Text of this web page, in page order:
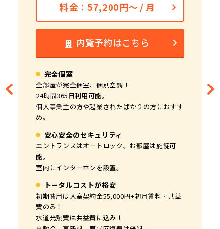
料金：57,200円～ / 月
内覧予約はこちら
完全個室
全部屋が完全個室、個別空調！
24時間365日利用可能。
個人事業主の方や起業されたばかりの方におすす
め。
安心安全のセキュリティ
エントランスはオートロック、お部屋は施錠可
能。
室内にインターホンを設置。
トータルコストが格安
初期費用は入室契約金55,000円+初月賃料・共益
費のみ！
水道光熱費は共益費に込み！
料金：84,700円～ / 月
内覧予約はこちら
完全個室
全部屋が完全個室、個別空調、窓あり！
24時間365日利用可能。
明治通りに面している角部屋。見晴らしも良く人
気！
安心安全のセキュリティ
エントランスはオートロック、お部屋は施錠可
能。
室内にインターホンを設置。
トータルコストが格安
初期費用は入室契約金110,000円+初月賃料・共
益費のみ！
水道光熱費は共益費に込み！
料金：148,500円 / 月
内覧予約はこちら
完全個室
全部屋が完全個室、個別空調、窓あり！
24時間365日利用可能。
法人や士業事務所、4人で広めに使いたい方にお
すすめ。
安心安全のセキュリティ
エントランスはオートロック、お部屋は施錠可
能。
室内にインターホンを設置。
トータルコストが格安
初期費用は入室契約金110,000円+初月賃料・共
益費のみ！
水道光熱費は共益費に込み！
料金：137,500円～ / 月
内覧予約はこちら
完全個室
全部屋が完全個室、個別空調、窓あり！
24時間365日利用可能。
法人や士業事務所、短期のプロジェクト利用にお
すすめ。
安心安全のセキュリティ
エントランスはオートロック、お部屋は施錠可
能。
室内にインターホンを設置。
トータルコストが格安
初期費用は入室契約金110,000円+初月賃料・共
益費のみ！
水道光熱費は共益費に込み！
料金：220,000円～ / 月
内覧予約はこちら
完全個室
全部屋が完全個室、個別空調、窓あり！
24時間365日利用可能。
本社としてはもちろん、短期のプロジェクト利用
でもおすすめ。
安心安全のセキュリティ
エントランスはオートロック、お部屋は施錠可
能。
室内にインターホンを設置。
トータルコストが格安
初期費用は入室契約金110,000円+初月賃料・共
益費のみ！
水道光熱費は共益費に込み！
料金：253,000円～ / 月
内覧予約はこちら
完全個室
全部屋が完全個室、個別空調、窓あり！
24時間365日利用可能。
本社としてだけでなく、サテライトオフィスとし
てもおすすめ。
安心安全のセキュリティ
エントランスはオートロック、お部屋は施錠可
能。
室内にインターホンを設置。
トータルコストが格安
初期費用は入室契約金110,000円+初月賃料・共
益費のみ！
水道光熱費は共益費に込み！
料金：660,000円～ / 月
内覧予約はこちら
完全個室(9・10F)
1フロア・1部屋！24時間365日利用可能。
法人登記と住民票登録が可能。
SOHO（事務所兼住居）タイプで家具・家電付
き。
利用におすすめ。
安心安全のセキュリティ
エントランスはオートロック、お部屋は施錠可
室内にインターホンを設置。
トータルコストが格安
初期費用は入室契約金110,000円+初月賃料・共